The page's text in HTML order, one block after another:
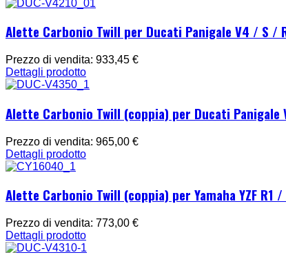
Alette Carbonio Twill per Ducati Panigale V4 / S /
Prezzo di vendita: 933,45 €
Dettagli prodotto
Alette Carbonio Twill (coppia) per Ducati Panigale
Prezzo di vendita: 965,00 €
Dettagli prodotto
Alette Carbonio Twill (coppia) per Yamaha YZF R1
Prezzo di vendita: 773,00 €
Dettagli prodotto